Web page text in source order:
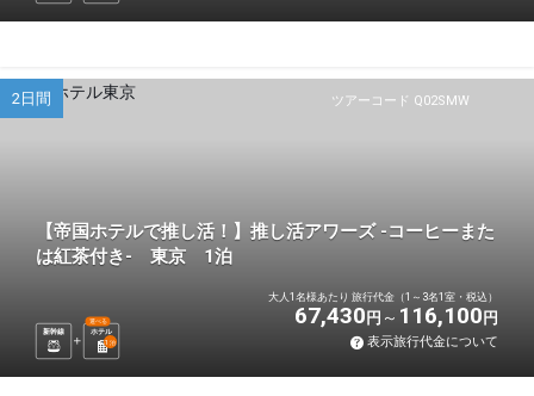
ツアーコード Q02SMW
2日間
【帝国ホテルで推し活！】推し活アワーズ -コーヒーまた
は紅茶付き- 東京 1泊
新幹線 ホテル
選べる
1 泊
大人1名様あたり 旅行代金（1～3名1室・税込）
67,430 円 116,100 円
表示旅行代金について